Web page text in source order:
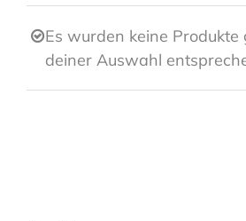
Es wurden keine Produkte
deiner Auswahl